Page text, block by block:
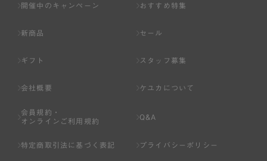
開催中のキャンペーン おすすめ特集
新商品 セール
ギフト スタッフ募集
会社概要 ケユカについて
会員規約・
オンラインご利用規約
Q&A
特定商取引法に基づく表記 プライバシーポリシー